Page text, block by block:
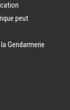
peut
Gendarmerie